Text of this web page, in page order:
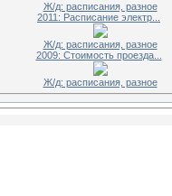
Ж/д: расписания, разное
2011: Расписание электр...
Ж/д: расписания, разное
2009: Стоимость проезда...
Ж/д: расписания, разное